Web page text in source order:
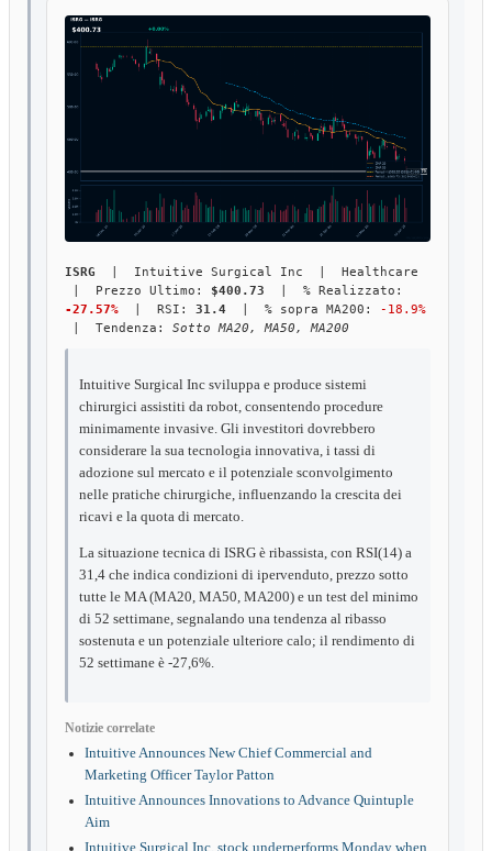
ISRG | Intuitive Surgical Inc | Healthcare
| Prezzo Ultimo: $400.73 | % Realizzato:
-27.57% | RSI: 31.4 | % sopra MA200: -18.9%
| Tendenza: Sotto MA20, MA50, MA200
Intuitive Surgical Inc sviluppa e produce sistemi
chirurgici assistiti da robot, consentendo procedure
minimamente invasive. Gli investitori dovrebbero
considerare la sua tecnologia innovativa, i tassi di
adozione sul mercato e il potenziale sconvolgimento
nelle pratiche chirurgiche, influenzando la crescita dei
ricavi e la quota di mercato.
La situazione tecnica di ISRG è ribassista, con RSI(14) a
31,4 che indica condizioni di ipervenduto, prezzo sotto
tutte le MA (MA20, MA50, MA200) e un test del minimo
di 52 settimane, segnalando una tendenza al ribasso
sostenuta e un potenziale ulteriore calo; il rendimento di
52 settimane è -27,6%.
Notizie correlate
Intuitive Announces New Chief Commercial and
Marketing Officer Taylor Patton
Intuitive Announces Innovations to Advance Quintuple
Aim